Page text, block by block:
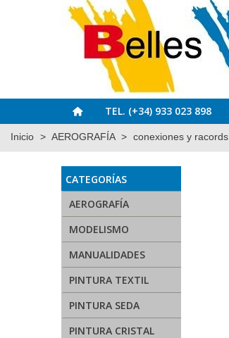
TEL. (+34) 933 023 898
Inicio > AEROGRAFÍA > conexiones y racords
CATEGORÍAS
AEROGRAFÍA
MODELISMO
MANUALIDADES
PINTURA TEXTIL
PINTURA SEDA
PINTURA CRISTAL